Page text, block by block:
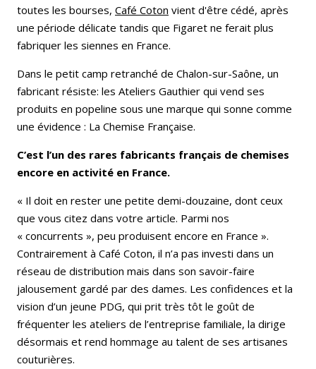
toutes les bourses, Café Coton vient d'être cédé, après
une période délicate tandis que Figaret ne ferait plus
fabriquer les siennes en France.
Dans le petit camp retranché de Chalon-sur-Saône, un
fabricant résiste: les Ateliers Gauthier qui vend ses
produits en popeline sous une marque qui sonne comme
une évidence : La Chemise Française.
C’est l’un des rares fabricants français de chemises
encore en activité en France.
« Il doit en rester une petite demi-douzaine, dont ceux
que vous citez dans votre article. Parmi nos
« concurrents », peu produisent encore en France ».
Contrairement à Café Coton, il n’a pas investi dans un
réseau de distribution mais dans son savoir-faire
jalousement gardé par des dames. Les confidences et la
vision d’un jeune PDG, qui prit très tôt le goût de
fréquenter les ateliers de l’entreprise familiale, la dirige
désormais et rend hommage au talent de ses artisanes
couturières.